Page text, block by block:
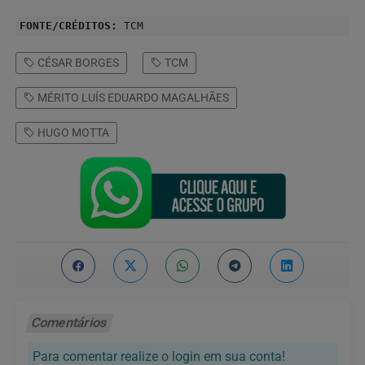
FONTE/CRÉDITOS: TCM
CÉSAR BORGES TCM
MÉRITO LUÍS EDUARDO MAGALHÃES
HUGO MOTTA
Comentários
Para comentar realize o login em sua conta!